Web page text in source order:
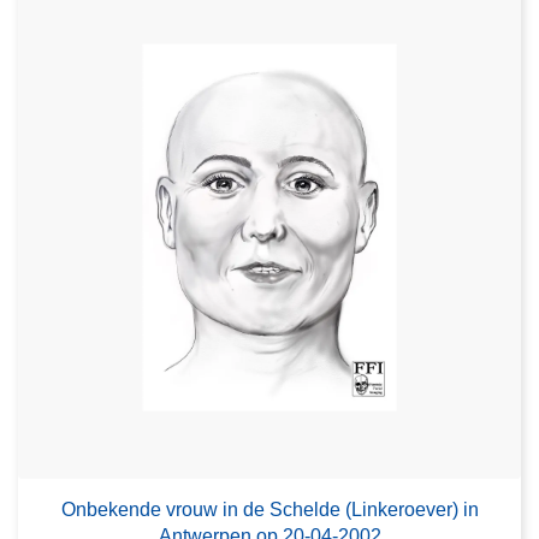
Onbekende vrouw in de Schelde (Linkeroever) in